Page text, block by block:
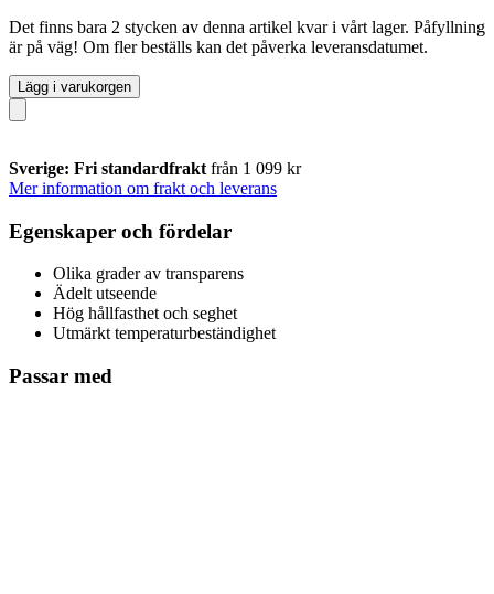
Det finns bara 2 stycken av denna artikel kvar i vårt lager. Påfyllning
är på väg! Om fler beställs kan det påverka leveransdatumet.
Lägg i varukorgen
Sverige: Fri standardfrakt från 1 099 kr
Mer information om frakt och leverans
Egenskaper och fördelar
Olika grader av transparens
Ädelt utseende
Hög hållfasthet och seghet
Utmärkt temperaturbeständighet
Passar med